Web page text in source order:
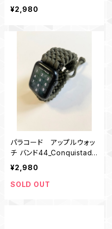
MM_黒黄緑
¥2,980
パラコード アップルウォッ
チ バンド44_Conquistado
r_OD
¥2,980
SOLD OUT